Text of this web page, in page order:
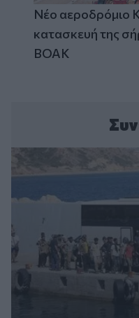
Νέο αεροδρόμιο
κατασκευή της
ΒΟΑΚ